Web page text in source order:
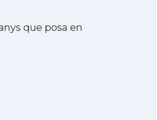
que posa en